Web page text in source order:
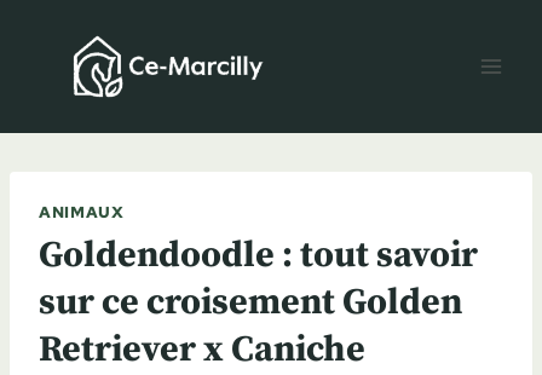
contenu
ANIMAUX
Goldendoodle : tout savoir
sur ce croisement Golden
Retriever x Caniche